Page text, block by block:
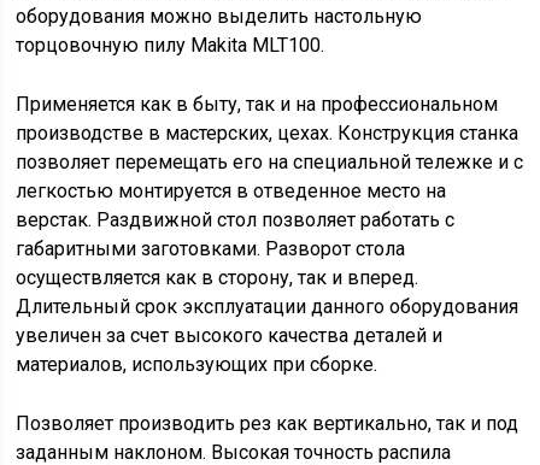
оборудования можно выделить настольную
торцовочную пилу Makita MLT100.
Применяется как в быту, так и на профессиональном
производстве в мастерских, цехах. Конструкция станка
позволяет перемещать его на специальной тележке и с
легкостью монтируется в отведенное место на
верстак. Раздвижной стол позволяет работать с
габаритными заготовками. Разворот стола
осуществляется как в сторону, так и вперед.
Длительный срок эксплуатации данного оборудования
увеличен за счет высокого качества деталей и
материалов, использующих при сборке.
Позволяет производить рез как вертикально, так и под
заданным наклоном. Высокая точность распила